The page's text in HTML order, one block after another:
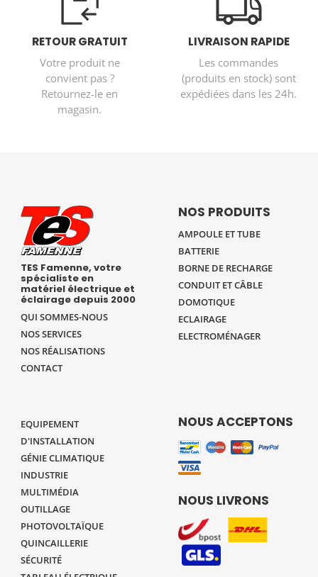
RETOUR GRATUIT
Votre produit ne
convient pas ?
Retournez-le en
magasin.
LIVRAISON RAPIDE
Les commandes
(produits en stock) sont
expédiées dans les 24h.
TES Famenne, votre
spécialiste en
matériel électrique et
éclairage depuis 2000
QUI SOMMES-NOUS
NOS SERVICES
NOS RÉALISATIONS
CONTACT
NOS PRODUITS
AMPOULE ET TUBE
BATTERIE
BORNE DE RECHARGE
CONDUIT ET CÂBLE
DOMOTIQUE
ECLAIRAGE
ELECTROMÉNAGER
EQUIPEMENT
D'INSTALLATION
GÉNIE CLIMATIQUE
INDUSTRIE
MULTIMÉDIA
OUTILLAGE
PHOTOVOLTAÏQUE
QUINCAILLERIE
SÉCURITÉ
NOUS ACCEPTONS
NOUS LIVRONS